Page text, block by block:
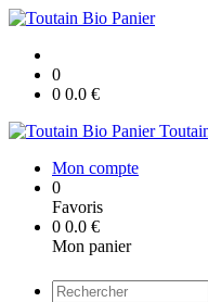
0
0 0.0 €
Mon compte
0
Favoris
0 0.0 €
Mon panier